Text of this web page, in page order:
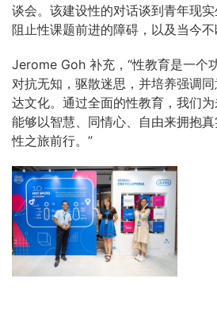
谈会。该建设性的对话谈到青年现实
阻止性课题前进的障碍，以及当今不
Jerome Goh 补充，“性教育是一个
对抗无知，驱散迷思，并培养强调
达文化。通过全面的性教育，我们
能够以智慧、同情心、自由来拥抱
性之旅前行。”